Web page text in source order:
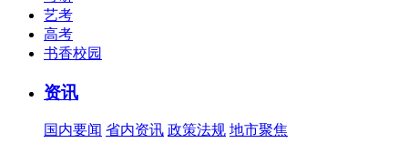
艺考
高考
书香校园
资讯
国内要闻 省内资讯 政策法规 地市聚焦